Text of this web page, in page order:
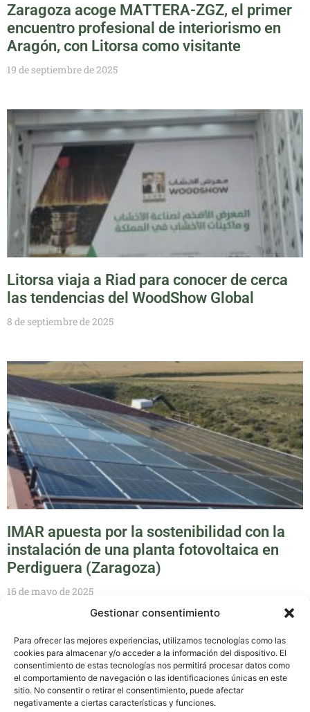
Gestionar consentimiento
Para ofrecer las mejores experiencias, utilizamos tecnologías como las
cookies para almacenar y/o acceder a la información del dispositivo. El
consentimiento de estas tecnologías nos permitirá procesar datos como
el comportamiento de navegación o las identificaciones únicas en este
sitio. No consentir o retirar el consentimiento, puede afectar
negativamente a ciertas características y funciones.
Zaragoza acoge MATTERA-ZGZ, el primer
encuentro profesional de interiorismo en
Aragón, con Litorsa como visitante
19 de septiembre de 2025
Litorsa viaja a Riad para conocer de cerca
las tendencias del WoodShow Global
8 de septiembre de 2025
IMAR apuesta por la sostenibilidad con la
instalación de una planta fotovoltaica en
Perdiguera (Zaragoza)
16 de mayo de 2025
Política de Calidad Política de privacidad
Política de cookies Compromiso Cadena de Custodia